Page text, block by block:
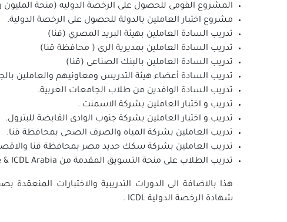
المشروع القومى للحصول على الرخصة الدوليه (منحة
مشروع اختبار العاملين بالدولة للحصول على الرخصة الدولية.
تدريب السادة العاملين بهيئة البريد المصري (قنا)
تدريب السادة العاملين بمديرية الرى ( محافظة قنا)
تدريب السادة العاملين بالبنك الصناعى (قنا)
تدريب السادة أعضاء هيئة التدريس ومعاونيهم والعاملين
تدريب السادة الوافدين من طلاب الجامعات العربية.
تدريب و اختبار العاملين بشركة الاسمنت .
تدريب و اختبار العاملين بشركة جنوب الوادى القابضة للبترول.
تدريب العاملين بشركة المياه والصرف الصحى بمحافظة قنا.
تدريب العاملين بشركة سكك حديد مصر بمحافظة قنا
تدريب الطلاب على منحة التسويق المقدمة من Google & ICDL Arabia
هذا بالاضافة الى الدورات التدريبية والاختبارات
شهادة الرخصة الدولية ICDL .